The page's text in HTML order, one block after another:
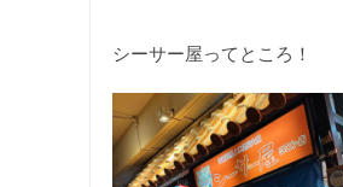
シーサー屋ってところ！